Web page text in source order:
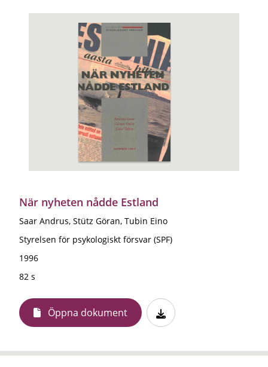
När nyheten nådde Estland
Saar Andrus, Stütz Göran, Tubin Eino
Styrelsen för psykologiskt försvar (SPF)
1996
82 s
Öppna dokument